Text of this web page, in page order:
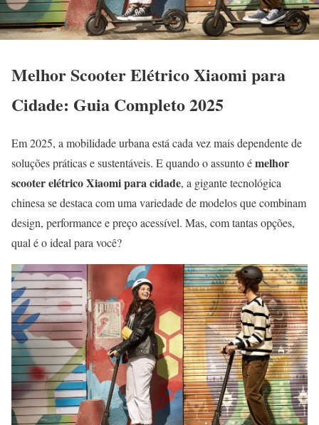
Melhor Scooter Elétrico Xiaomi para
Cidade: Guia Completo 2025
Em 2025, a mobilidade urbana está cada vez mais dependente de
soluções práticas e sustentáveis. E quando o assunto émelhor
scooter elétrico Xiaomi para cidade, a gigante tecnológica
chinesa se destaca com uma variedade de modelos que combinam
design, performance e preço acessível. Mas, com tantas opções,
qual é o ideal para você?